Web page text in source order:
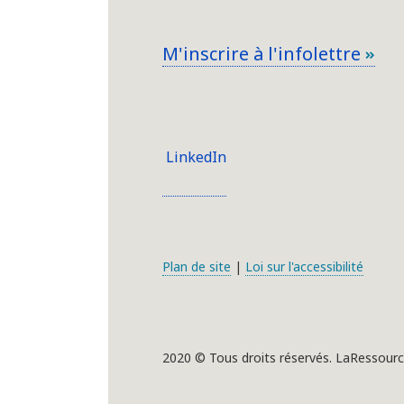
M'inscrire à l'infolettre
LinkedIn
Plan de site | Loi sur l'accessibilité
2020 © Tous droits réservés.